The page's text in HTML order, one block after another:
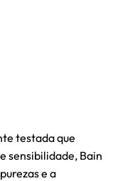
testada que
sensibilidade, Bain
e a